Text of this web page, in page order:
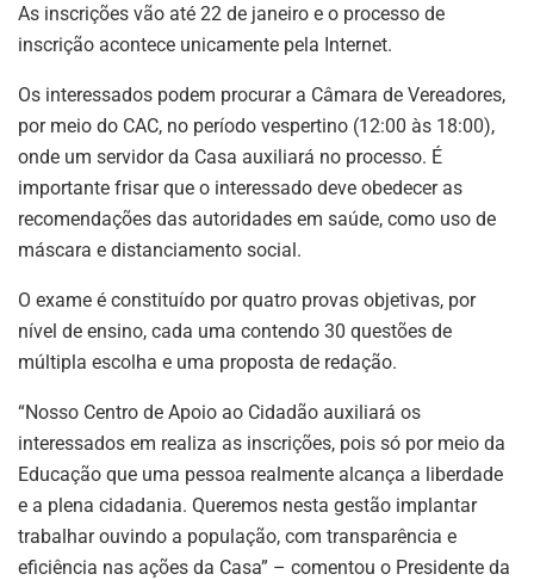
As inscrições vão até 22 de janeiro e o processo de
inscrição acontece unicamente pela Internet.
Os interessados podem procurar a Câmara de Vereadores,
por meio do CAC, no período vespertino (12:00 às 18:00),
onde um servidor da Casa auxiliará no processo. É
importante frisar que o interessado deve obedecer as
recomendações das autoridades em saúde, como uso de
máscara e distanciamento social.
O exame é constituído por quatro provas objetivas, por
nível de ensino, cada uma contendo 30 questões de
múltipla escolha e uma proposta de redação.
“Nosso Centro de Apoio ao Cidadão auxiliará os
interessados em realiza as inscrições, pois só por meio da
Educação que uma pessoa realmente alcança a liberdade
e a plena cidadania. Queremos nesta gestão implantar
trabalhar ouvindo a população, com transparência e
eficiência nas ações da Casa” – comentou o Presidente da